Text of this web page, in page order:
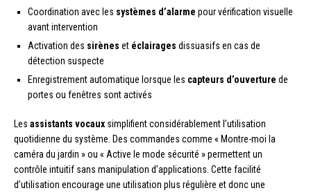
Coordination avec les systèmes d’alarme pour vérification visuelle
avant intervention
Activation des sirènes et éclairages dissuasifs en cas de
détection suspecte
Enregistrement automatique lorsque les capteurs d’ouverture de
portes ou fenêtres sont activés
Les assistants vocaux simplifient considérablement l’utilisation
quotidienne du système. Des commandes comme « Montre-moi la
caméra du jardin » ou « Active le mode sécurité » permettent un
contrôle intuitif sans manipulation d’applications. Cette facilité
d’utilisation encourage une utilisation plus régulière et donc une